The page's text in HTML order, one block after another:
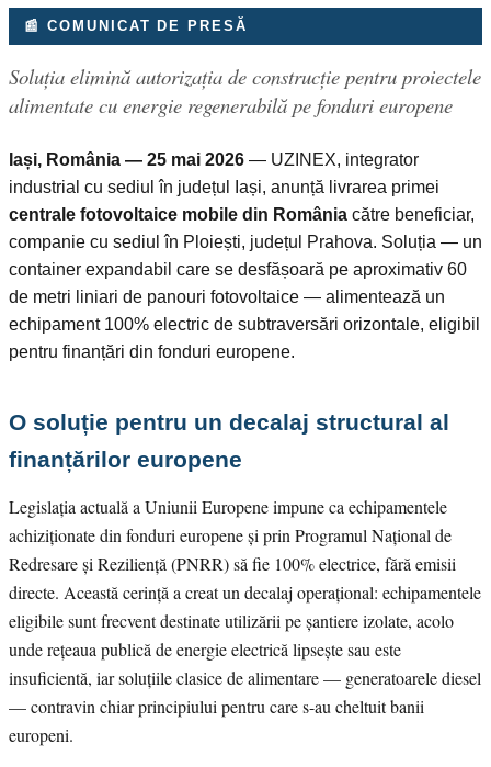
📰 COMUNICAT DE PRESĂ
Soluția elimină autorizația de construcție pentru proiectele
alimentate cu energie regenerabilă pe fonduri europene
Iași, România — 25 mai 2026 — UZINEX, integrator
industrial cu sediul în județul Iași, anunță livrarea primei
centrale fotovoltaice mobile din România către beneficiar,
companie cu sediul în Ploiești, județul Prahova. Soluția — un
container expandabil care se desfășoară pe aproximativ 60
de metri liniari de panouri fotovoltaice — alimentează un
echipament 100% electric de subtraversări orizontale, eligibil
pentru finanțări din fonduri europene.
O soluție pentru un decalaj structural al
finanțărilor europene
Legislația actuală a Uniunii Europene impune ca echipamentele
achiziționate din fonduri europene și prin Programul Național de
Redresare și Reziliență (PNRR) să fie 100% electrice, fără emisii
directe. Această cerință a creat un decalaj operațional: echipamentele
eligibile sunt frecvent destinate utilizării pe șantiere izolate, acolo
unde rețeaua publică de energie electrică lipsește sau este
insuficientă, iar soluțiile clasice de alimentare — generatoarele diesel
— contravin chiar principiului pentru care s-au cheltuit banii
europeni.